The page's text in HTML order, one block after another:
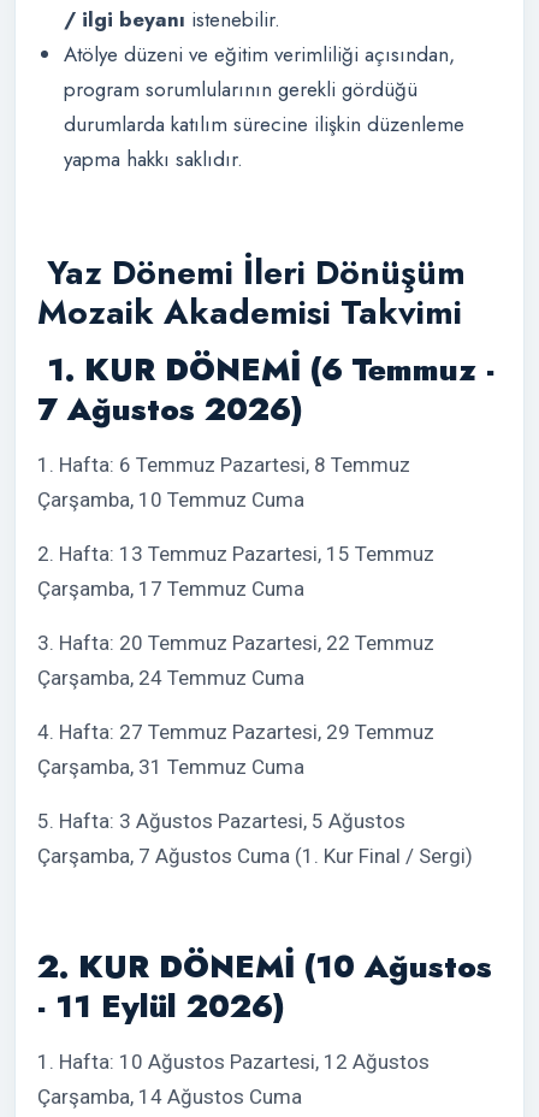
/ ilgi beyanı istenebilir.
Atölye düzeni ve eğitim verimliliği açısından,
program sorumlularının gerekli gördüğü
durumlarda katılım sürecine ilişkin düzenleme
yapma hakkı saklıdır.
Yaz Dönemi İleri Dönüşüm
Mozaik Akademisi Takvimi
1. KUR DÖNEMİ (6 Temmuz -
7 Ağustos 2026)
1. Hafta: 6 Temmuz Pazartesi, 8 Temmuz
Çarşamba, 10 Temmuz Cuma
2. Hafta: 13 Temmuz Pazartesi, 15 Temmuz
Çarşamba, 17 Temmuz Cuma
3. Hafta: 20 Temmuz Pazartesi, 22 Temmuz
Çarşamba, 24 Temmuz Cuma
4. Hafta: 27 Temmuz Pazartesi, 29 Temmuz
Çarşamba, 31 Temmuz Cuma
5. Hafta: 3 Ağustos Pazartesi, 5 Ağustos
Çarşamba, 7 Ağustos Cuma (1. Kur Final / Sergi)
2. KUR DÖNEMİ (10 Ağustos
- 11 Eylül 2026)
1. Hafta: 10 Ağustos Pazartesi, 12 Ağustos
Çarşamba, 14 Ağustos Cuma